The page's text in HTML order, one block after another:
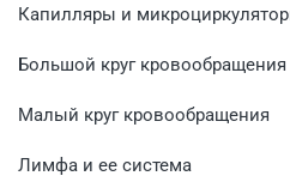
Капилляры и
Большой круг кровообращения
Малый круг кровообращения
Лимфа и ее система